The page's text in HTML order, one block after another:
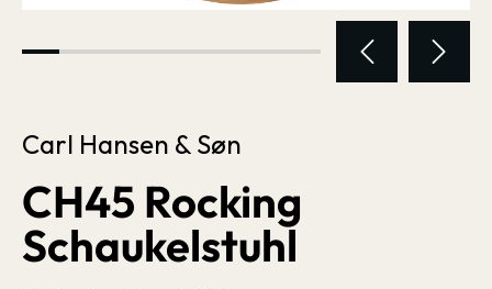
Carl Hansen & Søn
CH45 Rocking
Schaukelstuhl